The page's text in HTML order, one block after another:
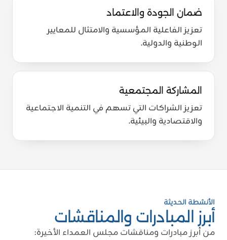
ضمان الجودة والاعتماد
تعزيز الفاعلية المؤسسية والامتثال للمعايير
الوطنية والدولية.
المشاركة المجتمعية
تعزيز الشراكات التي تسهم في التنمية الاجتماعية
والاقتصادية والبيئية.
الأنشطة الحديثة
أبرز المبادرات والمناقشات
من أبرز مبادرات ومناقشات مجلس العمداء الأخيرة: